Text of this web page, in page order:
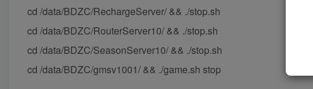
cd /data/BDZC/RechargeServer/ && ./stop.sh
cd /data/BDZC/RouterServer10/ && ./stop.sh
cd /data/BDZC/SeasonServer10/ && ./stop.sh
cd /data/BDZC/gmsv1001/ && ./game.sh stop